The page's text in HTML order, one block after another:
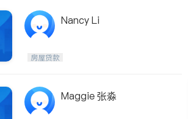
Nancy Li
房屋贷款
Maggie 张淼